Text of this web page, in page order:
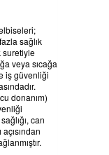
sağlık
suretiyle
veya sıcağa
iş güvenliği
donanım)
can